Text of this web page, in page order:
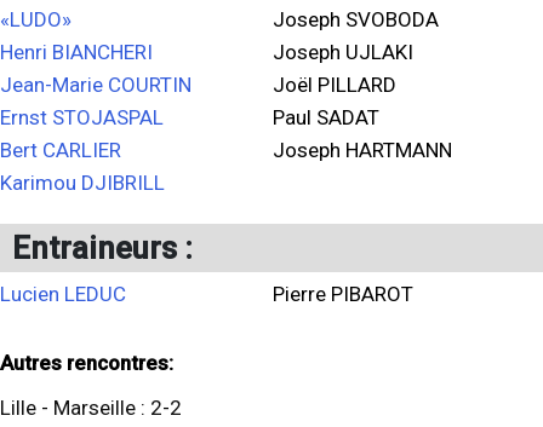
«LUDO»
Henri BIANCHERI
Jean-Marie COURTIN
Ernst STOJASPAL
Bert CARLIER
Karimou DJIBRILL
Joseph SVOBODA
Joseph UJLAKI
Joël PILLARD
Paul SADAT
Joseph HARTMANN
Entraineurs :
Lucien LEDUC Pierre PIBAROT
Autres rencontres:
Lille - Marseille : 2-2